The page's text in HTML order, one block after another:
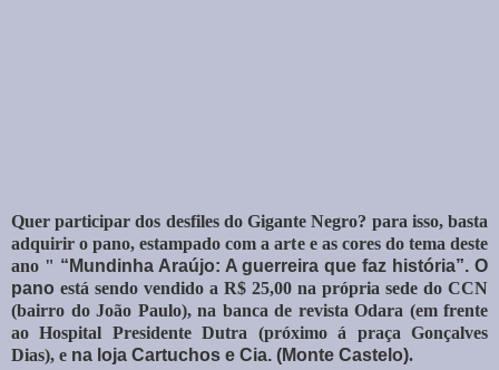
Quer participar dos desfiles do Gigante Negro? para isso, basta
adquirir o pano, estampado com a arte e as cores do tema deste
ano " “Mundinha Araújo: A guerreira que faz história”. O
pano está sendo vendido a R$ 25,00 na própria sede do CCN
(bairro do João Paulo), na banca de revista Odara (em frente
ao Hospital Presidente Dutra (próximo á praça Gonçalves
Dias), e na loja Cartuchos e Cia. (Monte Castelo).